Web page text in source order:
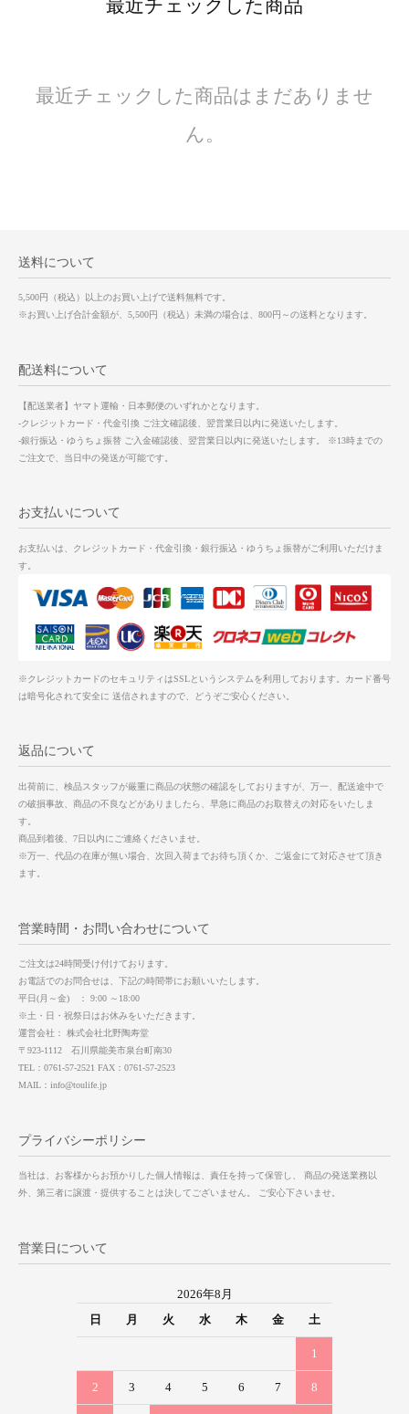
最近チェックした商品
最近チェックした商品はまだありませ
ん。
送料について
5,500円（税込）以上のお買い上げで送料無料です。
※お買い上げ合計金額が、5,500円（税込）未満の場合は、800円～の送料となります。
配送料について
【配送業者】ヤマト運輸・日本郵便のいずれかとなります。
-クレジットカード・代金引換 ご注文確認後、翌営業日以内に発送いたします。
-銀行振込・ゆうちょ振替 ご入金確認後、翌営業日以内に発送いたします。 ※13時までの
ご注文で、当日中の発送が可能です。
お支払いについて
お支払いは、クレジットカード・代金引換・銀行振込・ゆうちょ振替がご利用いただけま
す。
※クレジットカードのセキュリティはSSLというシステムを利用しております。カード番号
は暗号化されて安全に 送信されますので、どうぞご安心ください。
返品について
出荷前に、検品スタッフが厳重に商品の状態の確認をしておりますが、万一、配送途中で
の破損事故、商品の不良などがありましたら、早急に商品のお取替えの対応をいたしま
す。
商品到着後、7日以内にご連絡くださいませ。
※万一、代品の在庫が無い場合、次回入荷までお待ち頂くか、ご返金にて対応させて頂き
ます。
営業時間・お問い合わせについて
ご注文は24時間受け付けております。
お電話でのお問合せは、下記の時間帯にお願いいたします。
平日(月～金) ： 9:00 ～18:00
※土・日・祝祭日はお休みをいただきます。
運営会社： 株式会社北野陶寿堂
〒923-1112 石川県能美市泉台町南30
TEL：0761-57-2521 FAX：0761-57-2523
MAIL：info@toulife.jp
プライバシーポリシー
当社は、お客様からお預かりした個人情報は、責任を持って保管し、 商品の発送業務以
外、第三者に譲渡・提供することは決してございません。 ご安心下さいませ。
営業日について
2026年8月
日
月 火 水 木 金 土
1
2 3 4 5 6 7 8